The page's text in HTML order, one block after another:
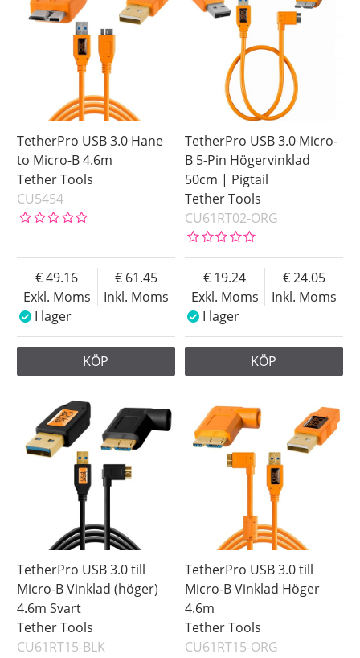
TetherPro USB 3.0 Hane
to Micro-B 4.6m
Tether Tools
CU5454
Exkl. Moms
49.16
Inkl. Moms
61.45
I lager
KÖP
TetherPro USB 3.0 Micro-
B 5-Pin Högervinklad
50cm | Pigtail
Tether Tools
CU61RT02-ORG
Exkl. Moms
19.24
Inkl. Moms
24.05
I lager
KÖP
TetherPro USB 3.0 till
Micro-B Vinklad (höger)
4.6m Svart
Tether Tools
CU61RT15-BLK
TetherPro USB 3.0 till
Micro-B Vinklad Höger
4.6m
Tether Tools
CU61RT15-ORG